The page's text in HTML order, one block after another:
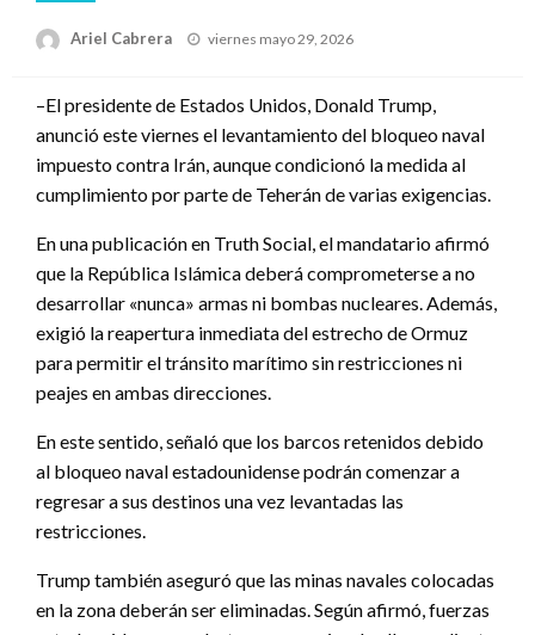
Ariel Cabrera
Publicado
viernes mayo 29, 2026
–El presidente de Estados Unidos, Donald Trump,
anunció este viernes el levantamiento del bloqueo naval
impuesto contra Irán, aunque condicionó la medida al
cumplimiento por parte de Teherán de varias exigencias.
En una publicación en Truth Social, el mandatario afirmó
que la República Islámica deberá comprometerse a no
desarrollar «nunca» armas ni bombas nucleares. Además,
exigió la reapertura inmediata del estrecho de Ormuz
para permitir el tránsito marítimo sin restricciones ni
peajes en ambas direcciones.
En este sentido, señaló que los barcos retenidos debido
al bloqueo naval estadounidense podrán comenzar a
regresar a sus destinos una vez levantadas las
restricciones.
Trump también aseguró que las minas navales colocadas
en la zona deberán ser eliminadas. Según afirmó, fuerzas